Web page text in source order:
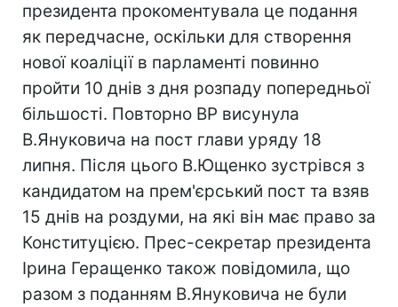
президента прокоментувала це подання
як передчасне, оскільки для створення
нової коаліції в парламенті повинно
пройти 10 днів з дня розпаду попередньої
більшості. Повторно ВР висунула
В.Януковича на пост глави уряду 18
липня. Після цього В.Ющенко зустрівся з
кандидатом на прем'єрський пост та взяв
15 днів на роздуми, на які він має право за
Конституцією. Прес-секретар президента
Ірина Геращенко також повідомила, що
разом з поданням В.Януковича не були